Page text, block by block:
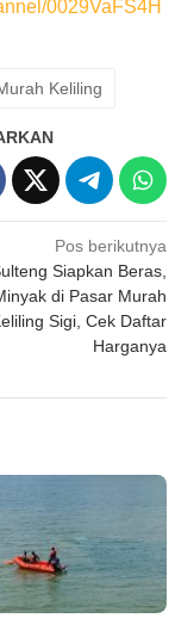
0029VaFS4H
Keliling
Pos berikutnya
Siapkan Beras,
di Pasar Murah
Sigi, Cek Daftar
Harganya